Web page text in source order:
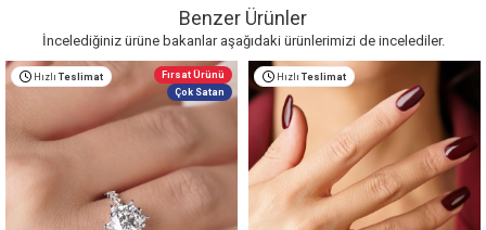
Benzer Ürünler
İncelediğiniz ürüne bakanlar aşağıdaki ürünlerimizi de incelediler.
Hızlı Teslimat
Fırsat Ürünü
Çok Satan
Hızlı Teslimat